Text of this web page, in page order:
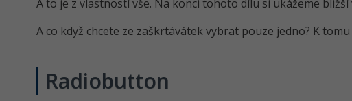
A to je z vlastností vše. Na konci tohoto dílu si ukážeme bližší
A co když chcete ze zaškrtávátek vybrat pouze jedno? K
Radiobutton